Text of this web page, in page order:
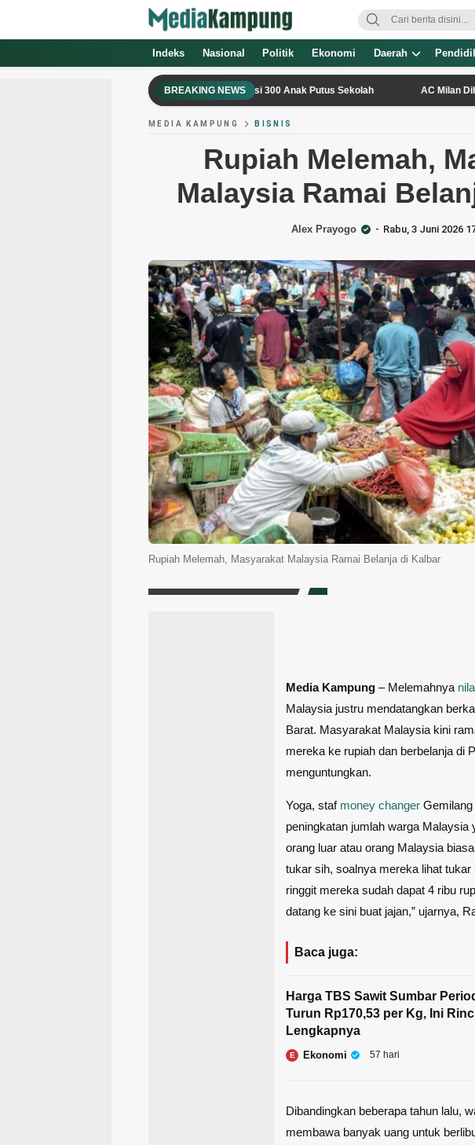
Indeks Nasional Politik Ekonomi Daerah
BREAKING NEWS
SR di PPI Curug Resmi Dibuka, Fasilitasi 300 Anak Putus Sekolah AC Milan Dibantai
MEDIA KAMPUNG BISNIS
Rupiah Melemah,
Malaysia Ramai
Alex Prayogo Rabu, 3 Juni 2026
Rupiah Melemah, Masyarakat Malaysia Ramai Belanja di Kalbar
Media Kampung – Melemahnya
Malaysia justru mendatangkan
Barat. Masyarakat Malaysia kini
mereka ke rupiah dan berbelanja di
menguntungkan.
Yoga, staf money changer
peningkatan jumlah warga Malaysia
orang luar atau orang Malaysia
tukar sih, soalnya mereka lihat
ringgit mereka sudah dapat 4 ribu
datang ke sini buat jajan,” ujarnya,
Baca juga:
Harga TBS Sawit Sumbar
Turun Rp170,53 per Kg, Ini
Lengkapnya
E Ekonomi 57 hari
Dibandingkan beberapa tahun lalu,
membawa banyak uang untuk